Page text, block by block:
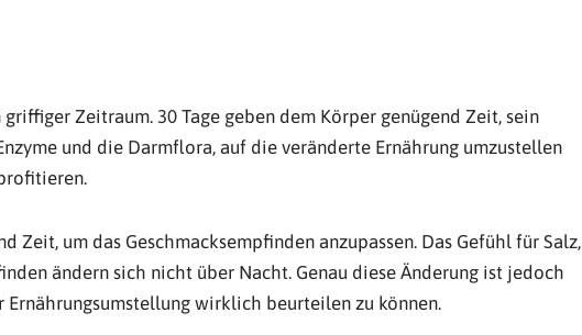
Zeitraum. 30 Tage geben dem Körper genügend Zeit, sein
und die Darmflora, auf die veränderte Ernährung umzustellen
Zeit, um das Geschmacksempfinden anzupassen. Das Gefühl für Salz,
ändern sich nicht über Nacht. Genau diese Änderung ist jedoch
wirklich beurteilen zu können.